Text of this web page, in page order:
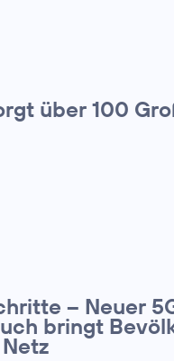
über 100
– Neuer
bringt